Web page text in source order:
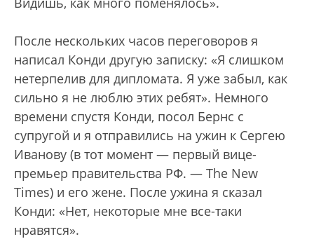
После нескольких часов переговоров я
написал Конди другую записку: «Я слишком
нетерпелив для дипломата. Я уже забыл, как
сильно я не люблю этих ребят». Немного
времени спустя Конди, посол Бернс с
супругой и я отправились на ужин к Сергею
Иванову (в тот момент — первый вице-
премьер правительства РФ. — The New
Times) и его жене. После ужина я сказал
Конди: «Нет, некоторые мне все-таки
нравятся».